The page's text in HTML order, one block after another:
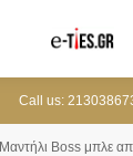
Call us:
Mαντήλι Boss μπλε